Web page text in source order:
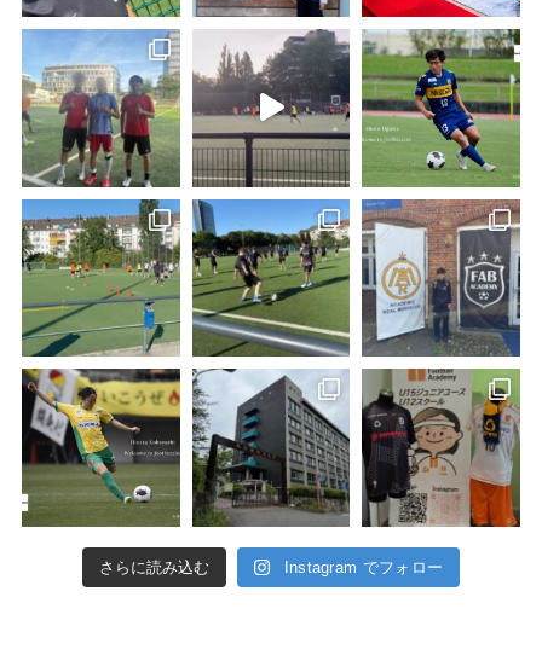
さらに読み込む Instagram でフォロー